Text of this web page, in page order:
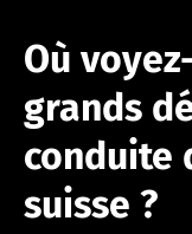
Où
grands
conduite
suisse ?